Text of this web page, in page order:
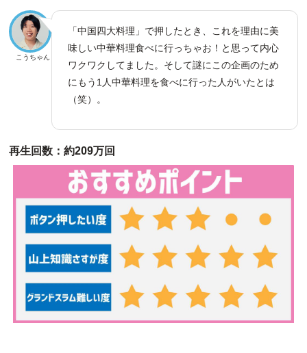
こうちゃん
「中国四大料理」で押したとき、これを理由に美
味しい中華料理食べに行っちゃお！と思って内心
ワクワクしてました。そして謎にこの企画のため
にもう1人中華料理を食べに行った人がいたとは
（笑）。
再生回数：約209万回